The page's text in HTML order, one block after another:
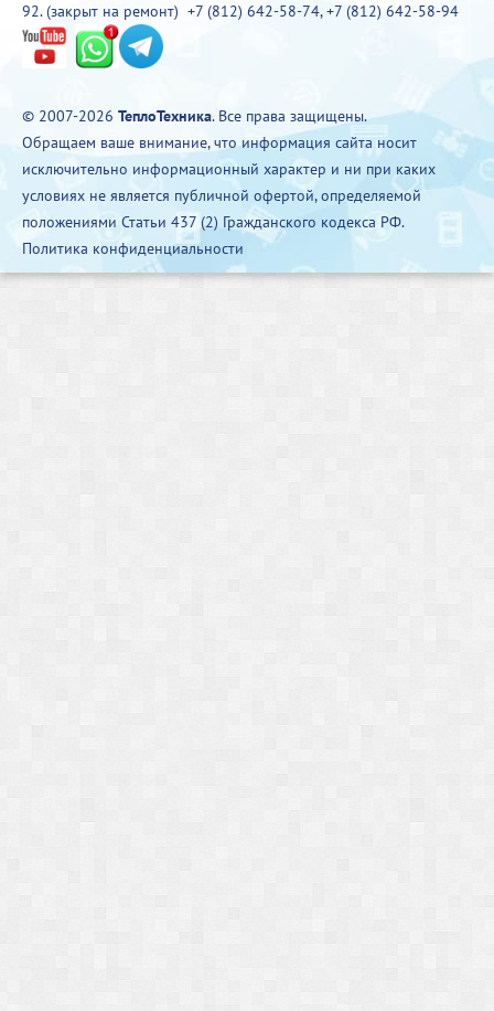
92. (закрыт на ремонт) +7 (812) 642-58-74,+7 (812) 642-58-94
© 2007-2026 ТеплоТехника. Все права защищены.
Обращаем ваше внимание, что информация сайта носит
исключительно информационный характер и ни при каких
условиях не является публичной офертой, определяемой
положениями Статьи 437 (2) Гражданского кодекса РФ.
Политика конфиденциальности